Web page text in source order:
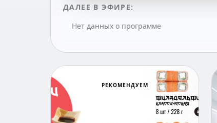
ДАЛЕЕ В ЭФИРЕ:
Нет данных о программе
РЕКОМЕНДУЕМ
Суши Wok